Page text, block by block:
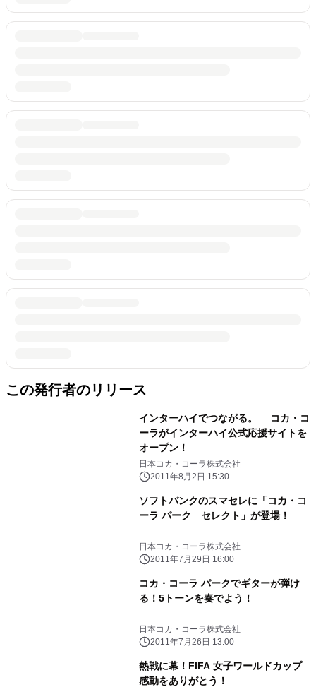
この発行者のリリース
インターハイでつながる。 コカ・コ
ーラがインターハイ公式応援サイトを
オープン！
日本コカ・コーラ株式会社
2011年8月2日 15:30
ソフトバンクのスマセレに「コカ・コ
ーラ パーク セレクト」が登場！
日本コカ・コーラ株式会社
2011年7月29日 16:00
コカ・コーラ パークでギターが弾け
る！5トーンを奏でよう！
日本コカ・コーラ株式会社
2011年7月26日 13:00
熱戦に幕！FIFA 女子ワールドカップ
感動をありがとう！